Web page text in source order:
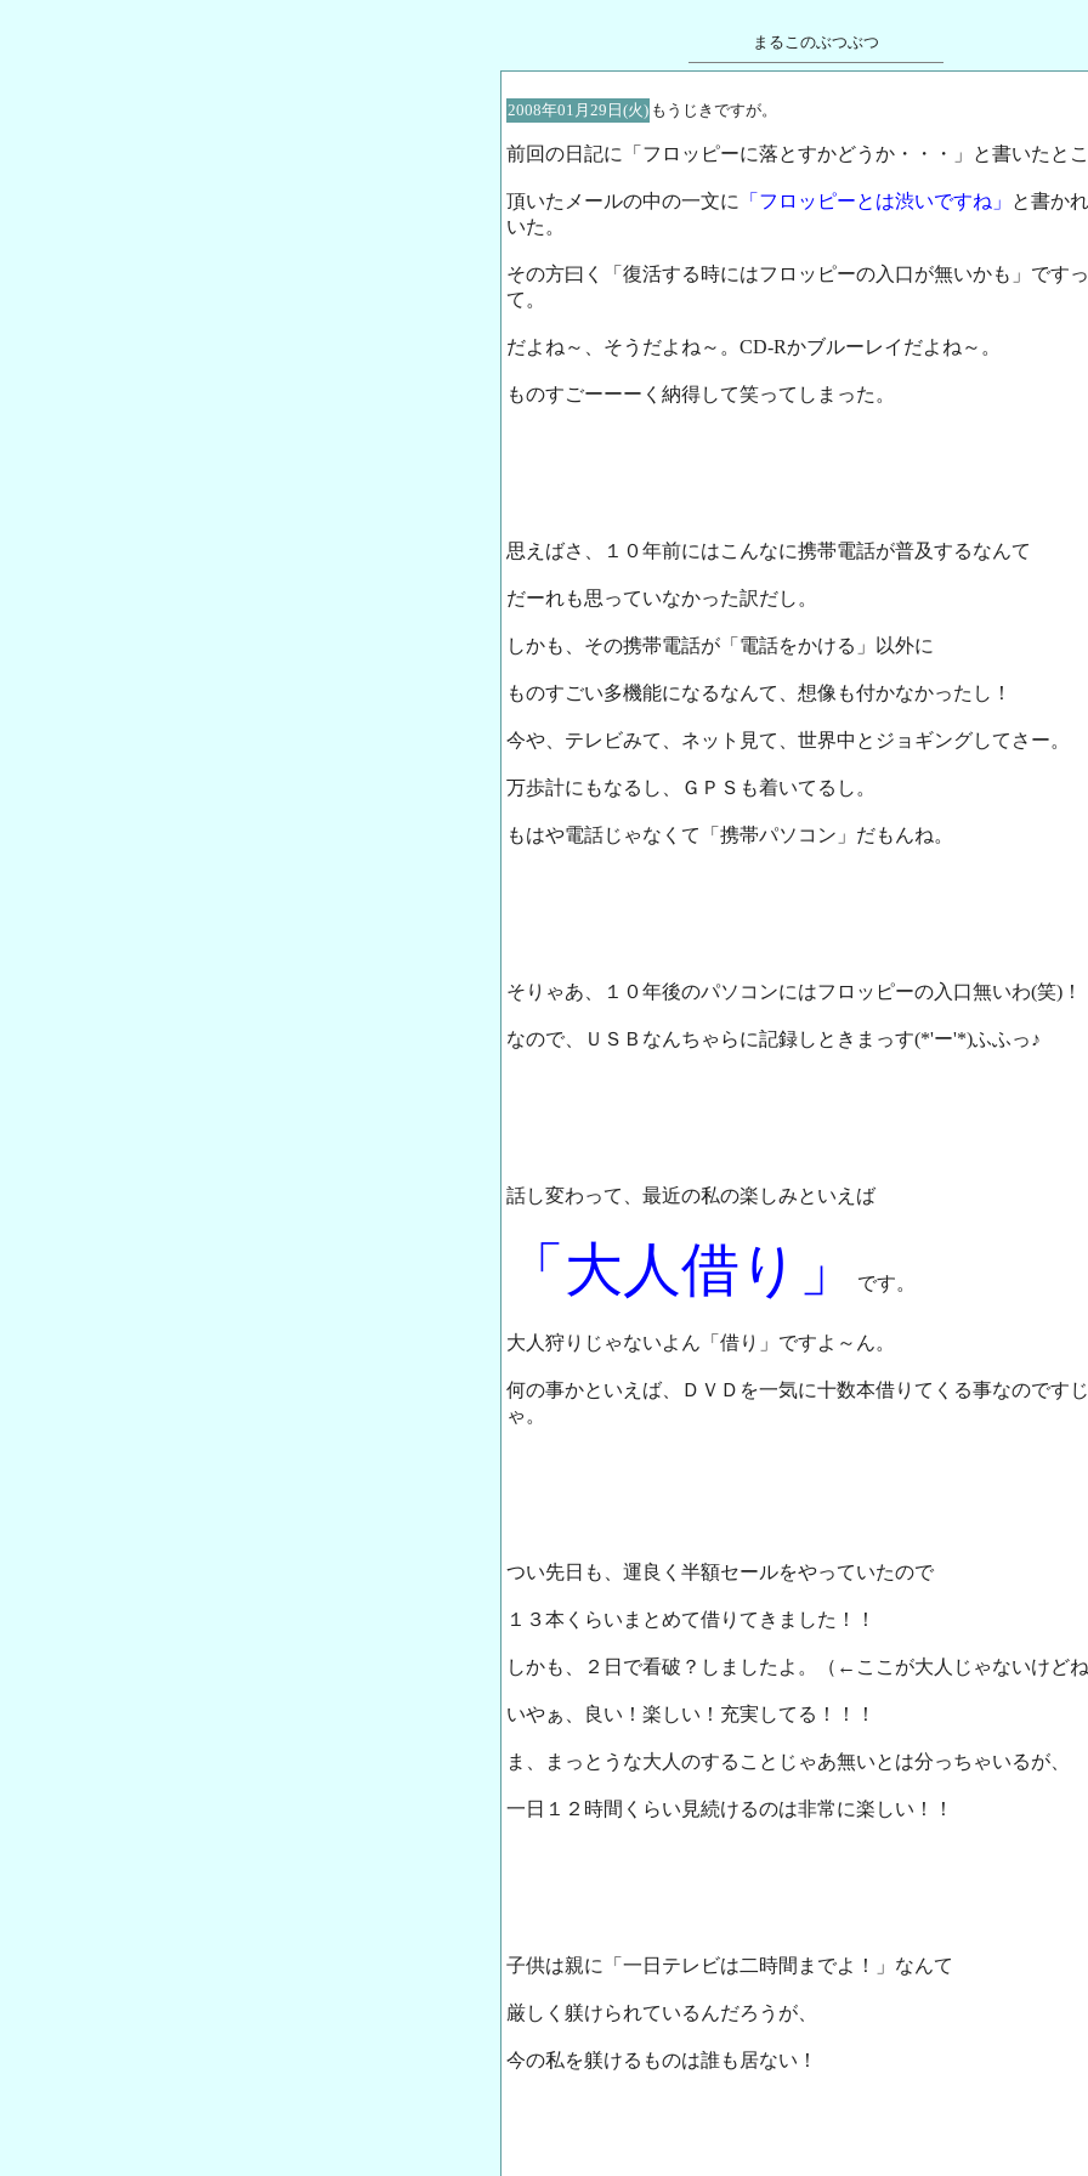
まるこのぶつぶつ
2008年01月29日(火) もうじきですが。
前回の日記に「フロッピーに落とすかどうか・・・」と書いたと
頂いたメールの中の一文に 「フロッピーとは渋いですね」
と書か
いた。
その方曰く「復活する時にはフロッピーの入口が無いかも」ですっ
て。
だよね～、そうだよね～。CD-Rかブルーレイだよね～。
ものすごーーーく納得して笑ってしまった。
思えばさ、１０年前にはこんなに携帯電話が普及するなんて
だーれも思っていなかった訳だし。
しかも、その携帯電話が「電話をかける」以外に
ものすごい多機能になるなんて、想像も付かなかったし！
今や、テレビみて、ネット見て、世界中とジョギングしてさー。
万歩計にもなるし、ＧＰＳも着いてるし。
もはや電話じゃなくて「携帯パソコン」だもんね。
そりゃあ、１０年後のパソコンにはフロッピーの入口無いわ(笑)！
なので、ＵＳＢなんちゃらに記録しときまっす(*'ー'*)ふふっ♪
話し変わって、最近の私の楽しみといえば
「大人借り」 です。
大人狩りじゃないよん「借り」ですよ～ん。
何の事かといえば、ＤＶＤを一気に十数本借りてくる事なのですじ
ゃ。
つい先日も、運良く半額セールをやっていたので
１３本くらいまとめて借りてきました！！
しかも、２日で看破？しましたよ。（←ここが大人じゃないけど
いやぁ、良い！楽しい！充実してる！！！
ま、まっとうな大人のすることじゃあ無いとは分っちゃいるが、
一日１２時間くらい見続けるのは非常に楽しい！！
子供は親に「一日テレビは二時間までよ！」なんて
厳しく躾けられているんだろうが、
今の私を躾けるものは誰も居ない！